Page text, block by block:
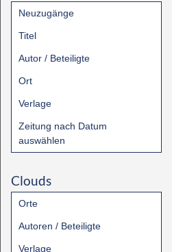
Neuzugänge
Titel
Autor / Beteiligte
Ort
Verlage
Zeitung nach Datum
auswählen
Clouds
Orte
Autoren / Beteiligte
Verlage